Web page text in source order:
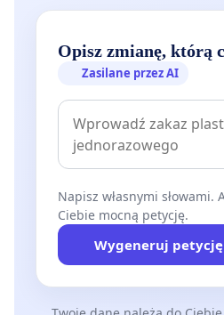
Opisz zmianę, którą
Zasilane przez AI
Napisz własnymi słowami.
Ciebie mocną petycję.
Wygeneruj petycję